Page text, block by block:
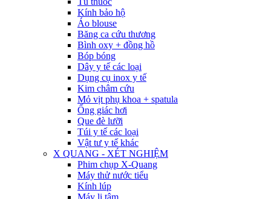
Kính bảo hộ
Áo blouse
Băng ca cứu thương
Bình oxy + đồng hồ
Bóp bóng
Dây y tế các loại
Dụng cụ inox y tế
Kim châm cứu
Mỏ vịt phụ khoa + spatula
Ống giác hơi
Que đè lưỡi
Túi y tế các loại
Vật tư y tế khác
X QUANG - XÉT NGHIỆM
Phim chụp X-Quang
Máy thử nước tiểu
Kính lúp
Máy li tâm